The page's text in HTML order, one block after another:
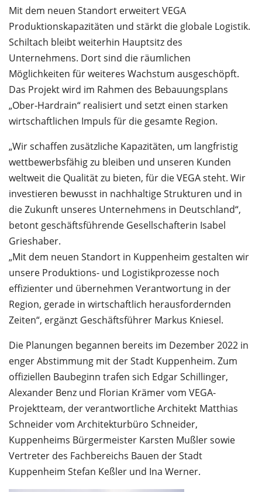
Mit dem neuen Standort erweitert VEGA
Produktionskapazitäten und stärkt die globale Logistik.
Schiltach bleibt weiterhin Hauptsitz des
Unternehmens. Dort sind die räumlichen
Möglichkeiten für weiteres Wachstum ausgeschöpft.
Das Projekt wird im Rahmen des Bebauungsplans
„Ober-Hardrain“ realisiert und setzt einen starken
wirtschaftlichen Impuls für die gesamte Region.
„Wir schaffen zusätzliche Kapazitäten, um langfristig
wettbewerbsfähig zu bleiben und unseren Kunden
weltweit die Qualität zu bieten, für die VEGA steht. Wir
investieren bewusst in nachhaltige Strukturen und in
die Zukunft unseres Unternehmens in Deutschland“,
betont geschäftsführende Gesellschafterin Isabel
Grieshaber.
„Mit dem neuen Standort in Kuppenheim gestalten wir
unsere Produktions- und Logistikprozesse noch
effizienter und übernehmen Verantwortung in der
Region, gerade in wirtschaftlich herausfordernden
Zeiten“, ergänzt Geschäftsführer Markus Kniesel.
Die Planungen begannen bereits im Dezember 2022 in
enger Abstimmung mit der Stadt Kuppenheim. Zum
offiziellen Baubeginn trafen sich Edgar Schillinger,
Alexander Benz und Florian Krämer vom VEGA-
Projektteam, der verantwortliche Architekt Matthias
Schneider vom Architekturbüro Schneider,
Kuppenheims Bürgermeister Karsten Mußler sowie
Vertreter des Fachbereichs Bauen der Stadt
Kuppenheim Stefan Keßler und Ina Werner.